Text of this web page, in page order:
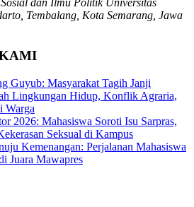
dan Ilmu Politik Universitas
Tembalang, Kota Semarang, Jawa
Guyub: Masyarakat Tagih Janji
Lingkungan Hidup, Konflik Agraria,
Warga
2026: Mahasiswa Soroti Isu Sarpras,
Seksual di Kampus
Kemenangan: Perjalanan Mahasiswa
Juara Mawapres